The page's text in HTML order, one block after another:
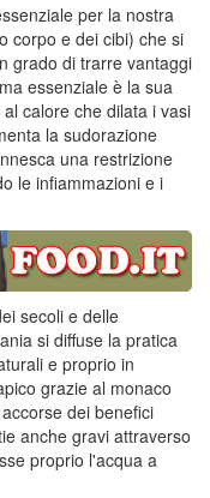
per la nostra
corpo e dei cibi) che si
grado di trarre vantaggi
essenziale è la sua
calore che dilata i vasi
la sudorazione
una restrizione
le infiammazioni e i
secoli e delle
si diffuse la pratica
e proprio in
grazie al monaco
dei benefici
anche gravi attraverso
proprio l'acqua a